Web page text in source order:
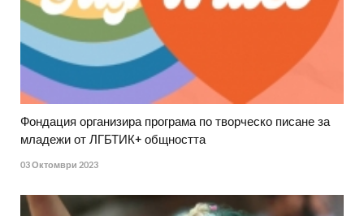
Фондация организира програма по творческо писане за
младежи от ЛГБТИК+ общността
03 Октомври 2023